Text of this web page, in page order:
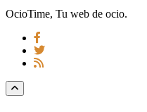
OcioTime, Tu web de ocio.